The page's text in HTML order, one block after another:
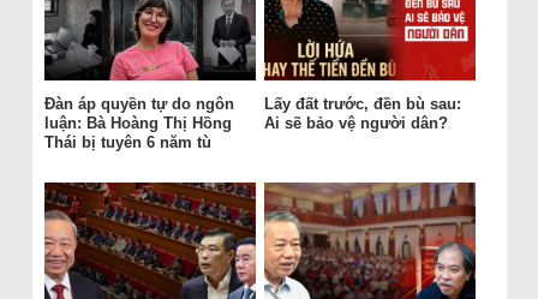
Đàn áp quyền tự do ngôn
luận: Bà Hoàng Thị Hồng
Thái bị tuyên 6 năm tù
Lấy đất trước, đền bù sau:
Ai sẽ bảo vệ người dân?